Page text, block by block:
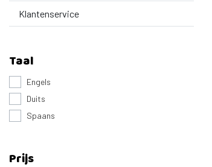
Klantenservice
Taal
Engels
Duits
Spaans
Prijs